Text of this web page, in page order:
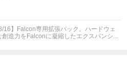
16】Falcon専用拡張パック。ハードウェ
造力をFalconに凝縮したエクスパンシ...